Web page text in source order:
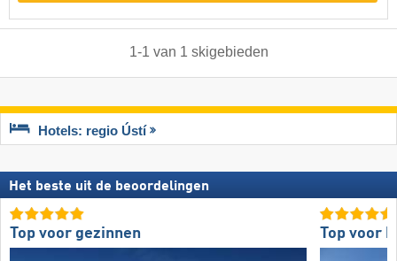
1-1 van 1 skigebieden
Hotels: regio Ústí
Het beste uit de beoordelingen
Top voor gezinnen Top voor